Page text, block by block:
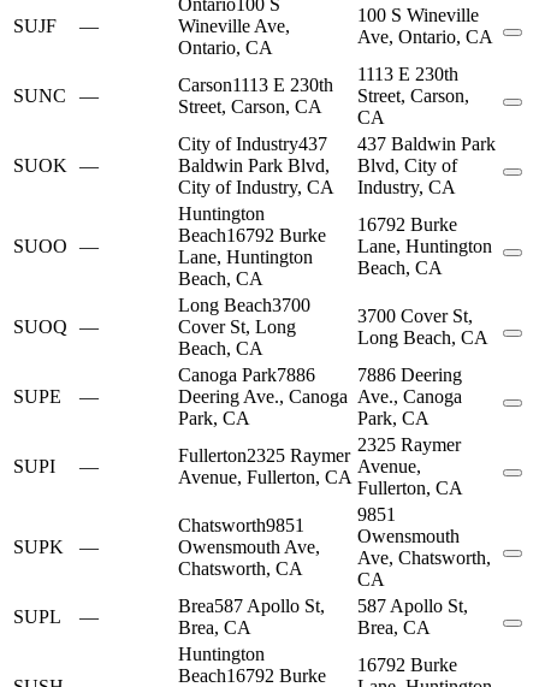
SUJF —
Wineville Ave,
Ontario, CA
100 S Wineville
Ave, Ontario, CA
SUNC —
Carson1113 E 230th
Street, Carson, CA
1113 E 230th
Street, Carson,
CA
SUOK —
City of Industry437
Baldwin Park Blvd,
City of Industry, CA
437 Baldwin Park
Blvd, City of
Industry, CA
SUOO —
Huntington
Beach16792 Burke
Lane, Huntington
Beach, CA
16792 Burke
Lane, Huntington
Beach, CA
SUOQ —
Long Beach3700
Cover St, Long
Beach, CA
3700 Cover St,
Long Beach, CA
SUPE —
Canoga Park7886
Deering Ave., Canoga
Park, CA
7886 Deering
Ave., Canoga
Park, CA
SUPI —
Fullerton2325 Raymer
Avenue, Fullerton, CA
2325 Raymer
Avenue,
Fullerton, CA
SUPK —
Chatsworth9851
Owensmouth Ave,
Chatsworth, CA
9851
Owensmouth
Ave, Chatsworth,
CA
SUPL
—
Brea587 Apollo St,
Brea, CA
587 Apollo St,
Brea, CA
Huntington
Beach16792 Burke
16792 Burke